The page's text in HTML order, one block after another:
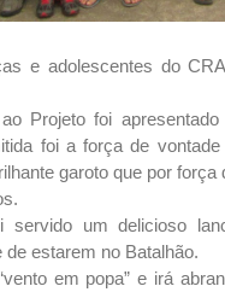
e adolescentes do
ao Projeto foi
foi a força de
garoto que por
um delicioso
estarem no Batalhão.
em popa” e irá